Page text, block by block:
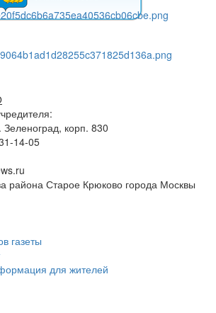
Зеленоград, корп. 830
14-05
района Старое Крюково города Москвы
газеты
для жителей